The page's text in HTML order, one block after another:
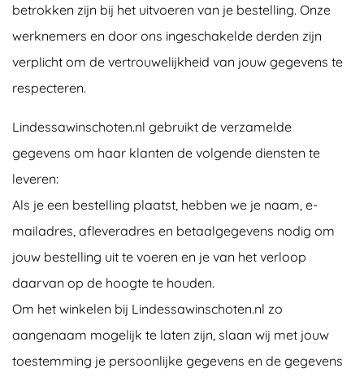
betrokken zijn bij het uitvoeren van je bestelling. Onze
werknemers en door ons ingeschakelde derden zijn
verplicht om de vertrouwelijkheid van jouw gegevens te
respecteren.
Lindessawinschoten.nl gebruikt de verzamelde
gegevens om haar klanten de volgende diensten te
leveren:
Als je een bestelling plaatst, hebben we je naam, e-
mailadres, afleveradres en betaalgegevens nodig om
jouw bestelling uit te voeren en je van het verloop
daarvan op de hoogte te houden.
Om het winkelen bij Lindessawinschoten.nl zo
aangenaam mogelijk te laten zijn, slaan wij met jouw
toestemming je persoonlijke gegevens en de gegevens